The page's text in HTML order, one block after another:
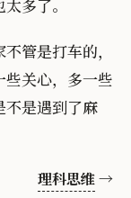
多了。
管是打车的，
关心，多一些
不是遇到了麻
理科思维→